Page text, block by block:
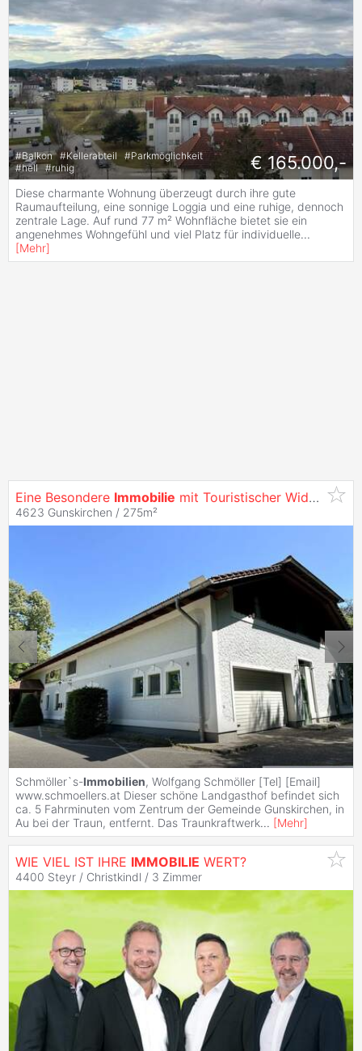
#Balkon #Kellerabteil #Parkmöglichkeit
#hell #ruhig € 165.000,-
Diese charmante Wohnung überzeugt durch ihre gute
Raumaufteilung, eine sonnige Loggia und eine ruhige, dennoch
zentrale Lage. Auf rund 77 m² Wohnfläche bietet sie ein
angenehmes Wohngefühl und viel Platz für individuelle...
[Mehr]
Eine Besondere Immobilie mit Touristischer Widmung
4623 Gunskirchen / 275m²
Schmöller`s-Immobilien, Wolfgang Schmöller [Tel] [Email]
www.schmoellers.at Dieser schöne Landgasthof befindet sich
ca. 5 Fahrminuten vom Zentrum der Gemeinde Gunskirchen, in
Au bei der Traun, entfernt. Das Traunkraftwerk... [Mehr]
WIE VIEL IST IHRE IMMOBILIE WERT?
4400 Steyr / Christkindl / 3 Zimmer